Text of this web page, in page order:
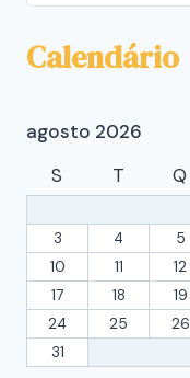
Calendário
agosto 2026
S
T Q
3
4 5
10
11 12
17
18 19
24
25 26
31